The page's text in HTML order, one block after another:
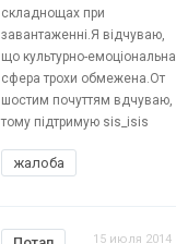
складнощах при
завантаженні.Я відчуваю,
що культурно-емоціональна
сфера трохи обмежена.От
шостим почуттям вдчуваю,
тому підтримую sis_isis
жалоба
15 июля 2014